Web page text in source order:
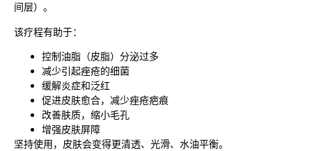
间层）。
该疗程有助于：
控制油脂（皮脂）分泌过多
减少引起痤疮的细菌
缓解炎症和泛红
促进皮肤愈合，减少痤疮疤痕
改善肤质，缩小毛孔
增强皮肤屏障
坚持使用，皮肤会变得更清透、光滑、水油平衡。